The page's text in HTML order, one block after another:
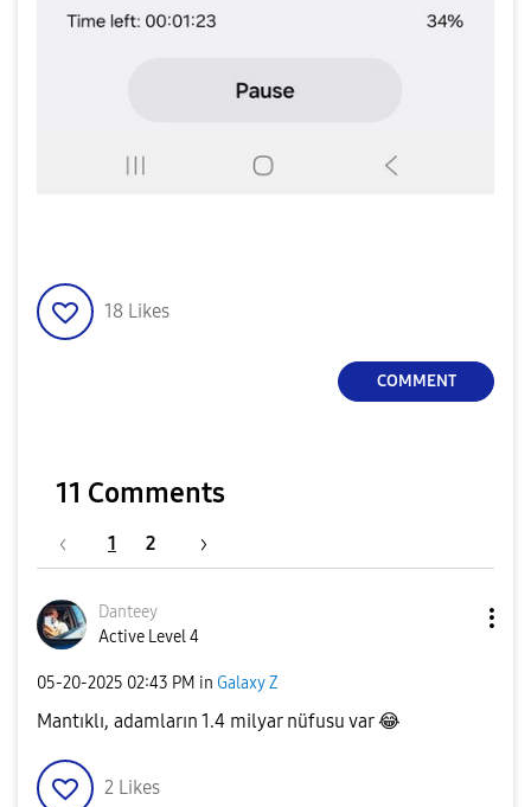
18 Likes
COMMENT
11 Comments
1 2
Danteey
Active Level 4
‎05-20-2025 02:43 PM in Galaxy Z
Mantıklı, adamların 1.4 milyar nüfusu var😂
2 Likes